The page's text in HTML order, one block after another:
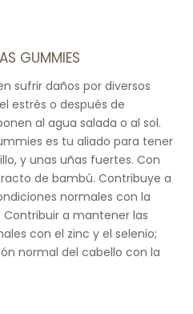
GUMMIES
sufrir daños por diversos
estrés o después de
al agua salada o al sol.
es tu aliado para tener
y unas uñas fuertes. Con
de bambú. Contribuye a
normales con la
Contribuir a mantener las
con el zinc y el selenio;
normal del cabello con la